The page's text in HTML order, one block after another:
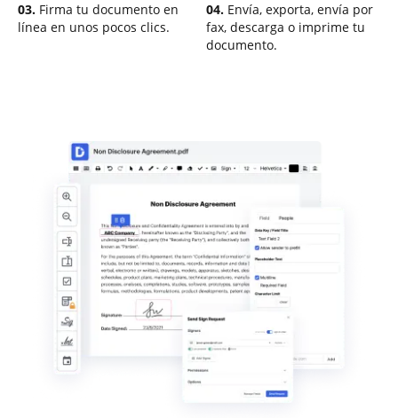
03. Firma tu documento en
línea en unos pocos clics.
04. Envía, exporta, envía por
fax, descarga o imprime tu
documento.